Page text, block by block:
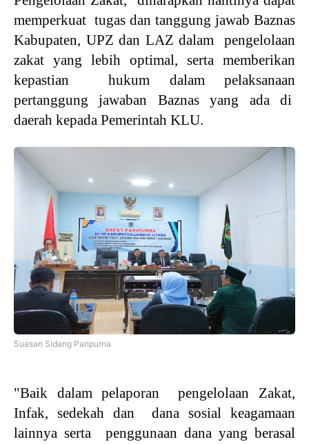
memperkuat tugas dan tanggung jawab Baznas
Kabupaten, UPZ dan LAZ dalam pengelolaan
zakat yang lebih optimal, serta memberikan
kepastian hukum dalam pelaksanaan
pertanggung jawaban Baznas yang ada di
daerah kepada Pemerintah KLU.
Suasan Sidang Paripurna
"Baik dalam pelaporan pengelolaan Zakat,
Infak, sedekah dan dana sosial keagamaan
lainnya serta penggunaan dana yang berasal